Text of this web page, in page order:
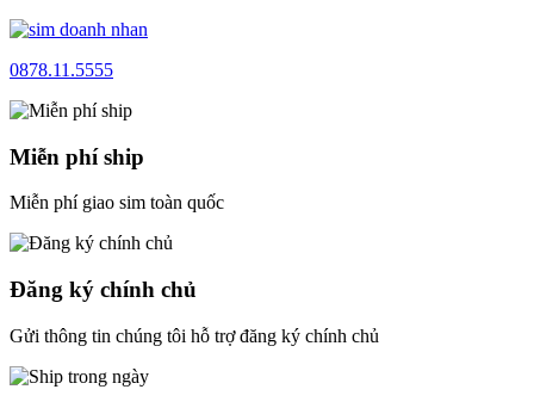
0878.11.5555
Miễn phí ship
Miễn phí giao sim toàn quốc
Đăng ký chính chủ
Gửi thông tin chúng tôi hỗ trợ đăng ký chính chủ